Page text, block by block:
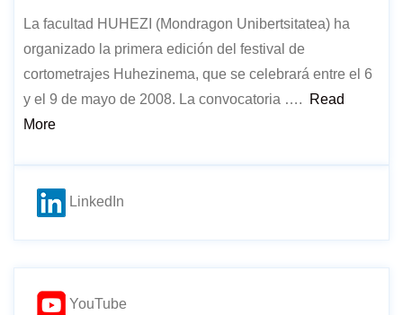
La facultad HUHEZI (Mondragon Unibertsitatea) ha
organizado la primera edición del festival de
cortometrajes Huhezinema, que se celebrará entre el 6
y el 9 de mayo de 2008. La convocatoria ….
Read
More
LinkedIn
YouTube